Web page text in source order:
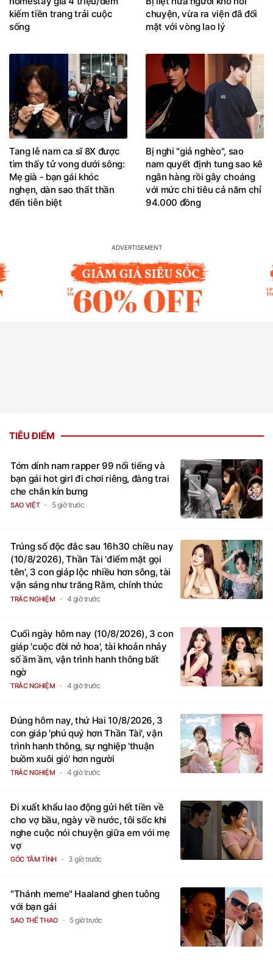
kiếm tiền trang trải cuộc
sống
chuyện, vừa ra viện đã đối
mặt với vòng lao lý
Tang lễ nam ca sĩ 8X được
tìm thấy tử vong dưới sông:
Mẹ già - bạn gái khóc
nghẹn, dàn sao thất thần
đến tiễn biệt
Bị nghi "giả nghèo", sao
nam quyết định tung sao kê
ngân hàng rồi gây choáng
với mức chi tiêu cả năm chỉ
94.000 đồng
TIÊU ĐIỂM
Tóm dính nam rapper 99 nổi tiếng và
bạn gái hot girl đi chơi riêng, đàng trai
che chắn kín bưng
SAO VIỆT 5 giờ trước
Trúng số độc đắc sau 16h30 chiều nay
(10/8/2026), Thần Tài 'điểm mặt gọi
tên', 3 con giáp lộc nhiều hơn sông, tài
vận sáng như trăng Rằm, chính thức
hết khổ
TRẮC NGHIỆM 4 giờ trước
Cuối ngày hôm nay (10/8/2026), 3 con
giáp 'cuộc đời nở hoa', tài khoản nhảy
số ầm ầm, vận trình hanh thông bất
ngờ
TRẮC NGHIỆM 4 giờ trước
Đúng hôm nay, thứ Hai 10/8/2026, 3
con giáp 'phú quý hơn Thần Tài', vận
trình hanh thông, sự nghiệp 'thuận
buồm xuôi gió' hơn người
TRẮC NGHIỆM 4 giờ trước
Đi xuất khẩu lao động gửi hết tiền về
cho vợ bầu, ngày về nước, tôi sốc khi
nghe cuộc nói chuyện giữa em với mẹ
vợ
GÓC TÂM TÌNH 3 giờ trước
"Thánh meme" Haaland ghen tuông
với bạn gái
SAO THỂ THAO 5 giờ trước